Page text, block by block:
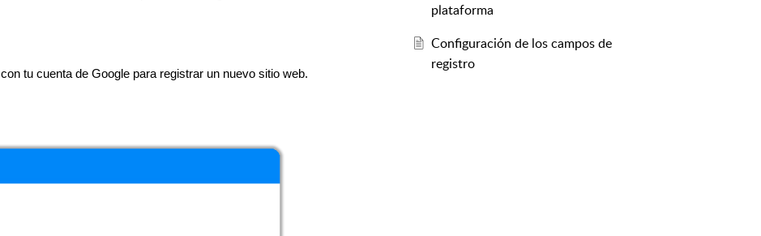
con tu cuenta de Google para registrar un nuevo sitio web.
plataforma
Configuración de los campos de
registro